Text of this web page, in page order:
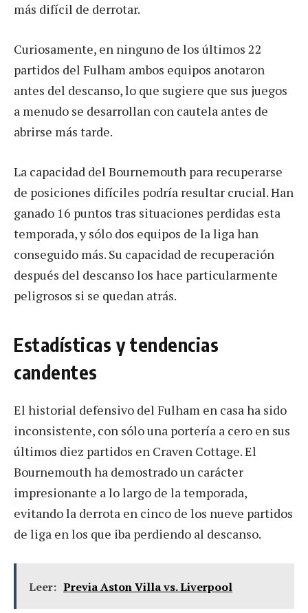
más difícil de derrotar.
Curiosamente, en ninguno de los últimos 22
partidos del Fulham ambos equipos anotaron
antes del descanso, lo que sugiere que sus juegos
a menudo se desarrollan con cautela antes de
abrirse más tarde.
La capacidad del Bournemouth para recuperarse
de posiciones difíciles podría resultar crucial. Han
ganado 16 puntos tras situaciones perdidas esta
temporada, y sólo dos equipos de la liga han
conseguido más. Su capacidad de recuperación
después del descanso los hace particularmente
peligrosos si se quedan atrás.
Estadísticas y tendencias
candentes
El historial defensivo del Fulham en casa ha sido
inconsistente, con sólo una portería a cero en sus
últimos diez partidos en Craven Cottage. El
Bournemouth ha demostrado un carácter
impresionante a lo largo de la temporada,
evitando la derrota en cinco de los nueve partidos
de liga en los que iba perdiendo al descanso.
Leer: Previa Aston Villa vs. Liverpool